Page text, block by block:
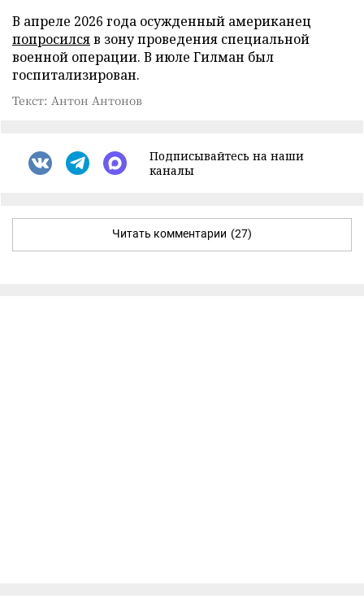
В апреле 2026 года осужденный американец
попросилсяв зону проведения специальной
военной операции. В июле Гилман был
госпитализирован.
Текст: Антон Антонов
Подписывайтесь на наши
каналы
Читать комментарии (27)